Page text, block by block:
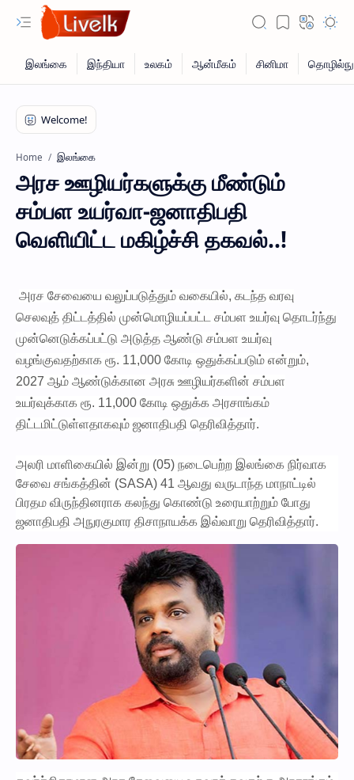
Home இலங்கை
அரச ஊழியர்களுக்கு மீண்டும்
சம்பள உயர்வா-ஜனாதிபதி
வெளியிட்ட மகிழ்ச்சி தகவல்..!
அரச சேவையை வலுப்படுத்தும் வகையில், கடந்த வரவு
செலவுத் திட்டத்தில் முன்மொழியப்பட்ட சம்பள உயர்வு தொடர்ந்து
முன்னெடுக்கப்பட்டு அடுத்த ஆண்டு சம்பள உயர்வு
வழங்குவதற்காக ரூ. 11,000 கோடி ஒதுக்கப்படும் என்றும்,
2027 ஆம் ஆண்டுக்கான அரசு ஊழியர்களின் சம்பள
உயர்வுக்காக ரூ. 11,000 கோடி ஒதுக்க அரசாங்கம்
திட்டமிட்டுள்ளதாகவும் ஜனாதிபதி தெரிவித்தார்.
அலரி மாளிகையில் இன்று (05) நடைபெற்ற இலங்கை நிர்வாக
சேவை சங்கத்தின் (SASA) 41 ஆவது வருடாந்த மாநாட்டில்
பிரதம விருந்தினராக கலந்து கொண்டு உரையாற்றும் போது
ஜனாதிபதி அநுரகுமார திசாநாயக்க இவ்வாறு தெரிவித்தார்.